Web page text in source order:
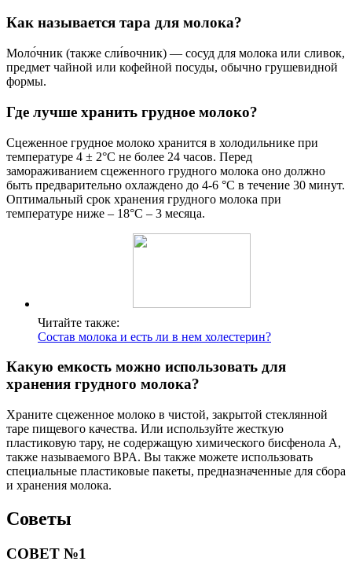
Как называется тара для молока?
Моло́чник (также сли́вочник) — сосуд для молока или сливок,
предмет чайной или кофейной посуды, обычно грушевидной
формы.
Где лучше хранить грудное молоко?
Сцеженное грудное молоко хранится в холодильнике при
температуре 4 ± 2°С не более 24 часов. Перед
замораживанием сцеженного грудного молока оно должно
быть предварительно охлаждено до 4-6 °С в течение 30 минут.
Оптимальный срок хранения грудного молока при
температуре ниже – 18°С – 3 месяца.
Читайте также:
Состав молока и есть ли в нем холестерин?
Какую емкость можно использовать для
хранения грудного молока?
Храните сцеженное молоко в чистой, закрытой стеклянной
таре пищевого качества. Или используйте жесткую
пластиковую тару, не содержащую химического бисфенола А,
также называемого BPA. Вы также можете использовать
специальные пластиковые пакеты, предназначенные для сбора
и хранения молока.
Советы
СОВЕТ №1